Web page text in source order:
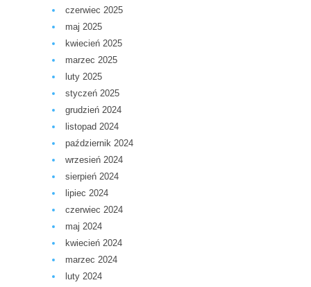
czerwiec 2025
maj 2025
kwiecień 2025
marzec 2025
luty 2025
styczeń 2025
grudzień 2024
listopad 2024
październik 2024
wrzesień 2024
sierpień 2024
lipiec 2024
czerwiec 2024
maj 2024
kwiecień 2024
marzec 2024
luty 2024